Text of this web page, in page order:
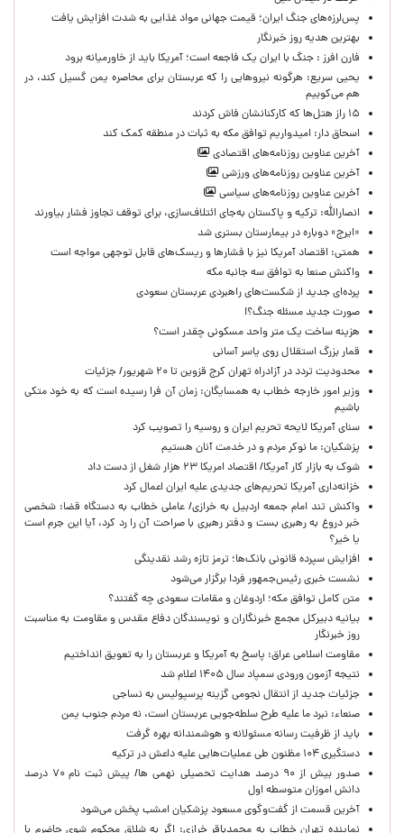
پس‌لرزه‌های جنگ ایران؛ قیمت جهانی مواد غذایی به شدت افزایش یافت
بهترین هدیه روز خبرنگار
فارن افرز : جنگ با ایران یک فاجعه است؛ آمریکا باید از خاورمیانه برود
یحیی سریع: هرگونه نیروهایی را که عربستان برای محاصره یمن گسیل کند، در
هم می‌کوبیم
۱۵ راز هتل‌ها که کارکنانشان فاش کردند
اسحاق دار: امیدواریم توافق مکه به ثبات در منطقه کمک کند
آخرین عناوین روزنامه‌های اقتصادی
آخرین عناوین روزنامه‌های ورزشی
آخرین عناوین روزنامه‌های سیاسی
انصارالله: ترکیه و پاکستان به‌جای ائتلاف‌سازی، برای توقف تجاوز فشار بیاورند
«ایرج» دوباره در بیمارستان بستری شد
همتی: اقتصاد آمریکا نیز با فشارها و ریسک‌های قابل توجهی مواجه است
واکنش صنعا به توافق سه جانبه مکه
پرده‌ای جدید از شکست‌های راهبردی عربستان سعودی
صورت جدید مسئله جنگ؟!
هزینه ساخت یک متر واحد مسکونی چقدر است؟
قمار بزرگ استقلال روی یاسر آسانی
محدودیت تردد در آزادراه تهران کرج قزوین تا ۲۰ شهریور/ جزئیات
وزیر امور خارجه خطاب به همسایگان: زمان آن فرا رسیده است که به خود متکی
باشیم
سنای آمریکا لایحه تحریم ایران و روسیه را تصویب کرد
پزشکیان: ما نوکر مردم و در خدمت آنان هستیم
شوک به بازار کار آمریکا/ اقتصاد امریکا ۲۳ هزار شغل از دست داد
خزانه‌داری آمریکا تحریم‌های جدیدی علیه ایران اعمال کرد
واکنش تند امام جمعه اردبیل به خرازی/ عاملی خطاب به دستگاه قضا: شخصی
خبر دروغ به رهبری بست و دفتر رهبری با صراحت آن را رد کرد، آیا این جرم است
یا خیر؟
افزایش سپرده قانونی بانک‌ها؛ ترمز تازه رشد نقدینگی
نشست خبری رئیس‌جمهور فردا برگزار می‌شود
متن کامل توافق مکه؛ اردوغان و مقامات سعودی چه گفتند؟
بیانیه دبیرکل مجمع خبرنگاران و نویسندگان دفاع مقدس و مقاومت به مناسبت
روز خبرنگار
مقاومت اسلامی عراق: پاسخ به آمریکا و عربستان را به تعویق انداختیم
نتیجه آزمون ورودی سمپاد سال ۱۴۰۵ اعلام شد
جزئیات جدید از انتقال نجومی گزینه پرسپولیس به نساجی
صنعاء: نبرد ما علیه طرح سلطه‌جویی عربستان است، نه مردم جنوب یمن
باید از ظرفیت رسانه مسئولانه و هوشمندانه بهره گرفت
دستگیری ۱۰۴ مظنون طی عملیات‌هایی علیه داعش در ترکیه
صدور بیش از ۹۰ درصد هدایت تحصیلی نهمی ها/ پیش ثبت نام ۷۰ درصد
دانش اموزان متوسطه اول
آخرین قسمت از گفت‌وگوی مسعود پزشکیان امشب پخش می‌شود